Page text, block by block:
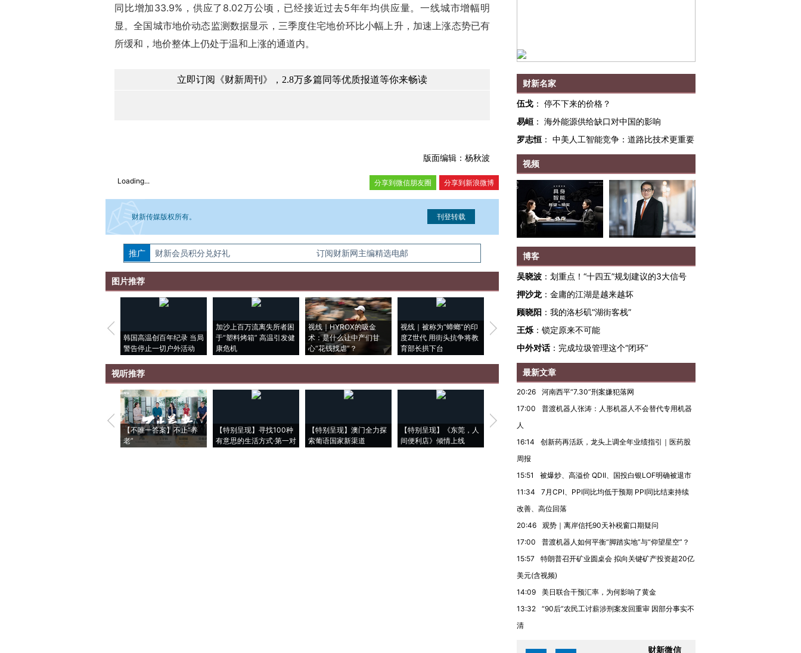
同比增加33.9%，供应了8.02万公顷，已经接近过去5年年均供应量。一线城市增幅明
显。全国城市地价动态监测数据显示，三季度住宅地价环比小幅上升，加速上涨态势已有
所缓和，地价整体上仍处于温和上涨的通道内。
立即订阅《财新周刊》，2.8万多篇同等优质报道等你来畅读
版面编辑：杨秋波
Loading... 分享到新浪微博
分享到微信朋友圈
财新传媒版权所有。
如需刊登转载请点击右侧按钮，提交相关信息。经确认即可刊登转载。
推广 财新会员积分兑好礼 订阅财新网主编精选电邮
图片推荐
韩国高温创百年纪录 当局
警告停止一切户外活动
加沙上百万流离失所者困
于“塑料烤箱” 高温引发健
康危机
视线｜HYROX的吸金
术：是什么让中产们甘
心“花钱找虐”？
视线｜被称为“蟑螂”的印
度Z世代 用街头抗争将教
育部长拱下台
视线｜“入侵”还是“人道危
飞地休达
湖北宜昌局部短时降雨
4000人
视听推荐
【不唯一答案】不止“养
老”
【特别呈现】寻找100种
有意思的生活方式·第一对
【特别呈现】澳门全力探
索葡语国家新渠道
【特别呈现】《东莞，人
间便利店》倾情上线
【推广】走进第四届链博
会，让数智科技“链”接产
有意思的生活方式·第三对
住三大增长引擎是什么？
财新名家
伍戈 ： 停不下来的价格？
易峘 ： 海外能源供给缺口对中国的影响
罗志恒 ： 中美人工智能竞争：道路比技术更重要
视频
博客
吴晓波 ： 划重点！“十四五”规划建议的3大信号
押沙龙 ： 金庸的江湖是越来越坏
顾晓阳 ： 我的洛杉矶“湖街客栈”
王烁 ： 锁定原来不可能
中外对话： 完成垃圾管理这个“闭环”
最新文章
20:26
河南西平“7.30”刑案嫌犯落网
17:00
普渡机器人张涛：人形机器人不会替代专用机器
人
16:14
创新药再活跃，龙头上调全年业绩指引｜医药股
周报
15:51
被爆炒、高溢价 QDII、国投白银LOF明确被退市
11:34
7月CPI、PPI同比均低于预期 PPI同比结束持续
改善、高位回落
20:46
观势｜离岸信托90天补税窗口期疑问
17:00
普渡机器人如何平衡“脚踏实地”与“仰望星空”？
15:57
特朗普召开矿业圆桌会 拟向关键矿产投资超20亿
美元(含视频)
14:09
美日联合干预汇率，为何影响了黄金
13:32
“90后”农民工讨薪涉刑案发回重审 因部分事实不
清
财新微信